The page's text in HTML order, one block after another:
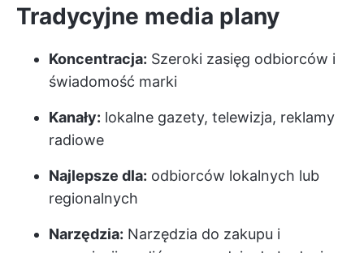
Tradycyjne media plany
Koncentracja: Szeroki zasięg odbiorców i
świadomość marki
Kanały: lokalne gazety, telewizja, reklamy
radiowe
Najlepsze dla: odbiorców lokalnych lub
regionalnych
Narzędzia: Narzędzia do zakupu i